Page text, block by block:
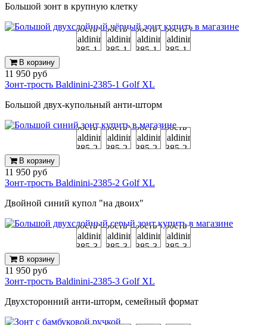
Большой зонт в крупную клетку
В корзину
11 950 руб
Зонт-трость Baldinini-2385-1 Golf XL
Большой двух-купольный анти-шторм
В корзину
11 950 руб
Зонт-трость Baldinini-2385-2 Golf XL
Двойной синий купол "на двоих"
В корзину
11 950 руб
Зонт-трость Baldinini-2385-3 Golf XL
Двухсторонний анти-шторм, семейный формат